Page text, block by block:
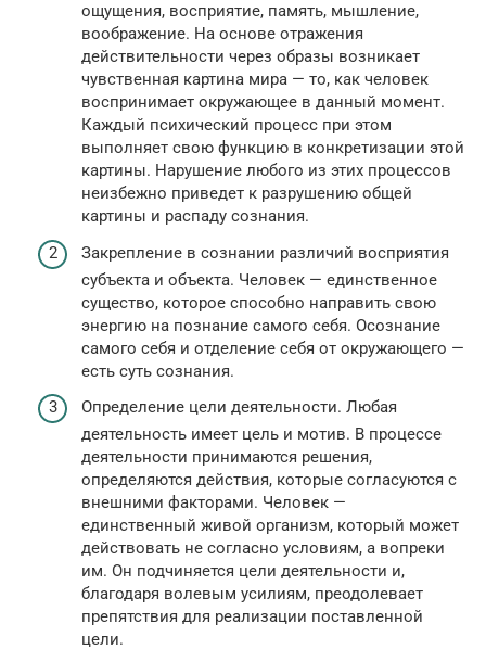
ощущения, восприятие, память, мышление,
воображение. На основе отражения
действительности через образы возникает
чувственная картина мира — то, как человек
воспринимает окружающее в данный момент.
Каждый психический процесс при этом
выполняет свою функцию в конкретизации этой
картины. Нарушение любого из этих процессов
неизбежно приведет к разрушению общей
картины и распаду сознания.
Закрепление в сознании различий восприятия
субъекта и объекта. Человек — единственное
существо, которое способно направить свою
энергию на познание самого себя. Осознание
самого себя и отделение себя от окружающего —
есть суть сознания.
Определение цели деятельности. Любая
деятельность имеет цель и мотив. В процессе
деятельности принимаются решения,
определяются действия, которые согласуются с
внешними факторами. Человек —
единственный живой организм, который может
действовать не согласно условиям, а вопреки
им. Он подчиняется цели деятельности и,
благодаря волевым усилиям, преодолевает
препятствия для реализации поставленной
цели.